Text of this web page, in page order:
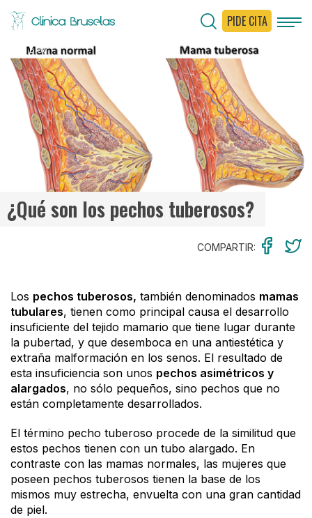
PIDE CITA
< Ir al Blog
¿Qué son los pechos tuberosos?
COMPARTIR:
Los pechos tuberosos, también denominados mamas
tubulares, tienen como principal causa el desarrollo
insuficiente del tejido mamario que tiene lugar durante
la pubertad, y que desemboca en una antiestética y
extraña malformación en los senos. El resultado de
esta insuficiencia son unos pechos asimétricos y
alargados, no sólo pequeños, sino pechos que no
están completamente desarrollados.
El término pecho tuberoso procede de la similitud que
estos pechos tienen con un tubo alargado. En
contraste con las mamas normales, las mujeres que
poseen pechos tuberosos tienen la base de los
mismos muy estrecha, envuelta con una gran cantidad
de piel.